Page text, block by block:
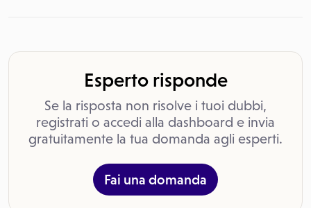
Esperto risponde
Se la risposta non risolve i tuoi dubbi,
registrati o accedi alla dashboard e invia
gratuitamente la tua domanda agli esperti.
Fai una domanda